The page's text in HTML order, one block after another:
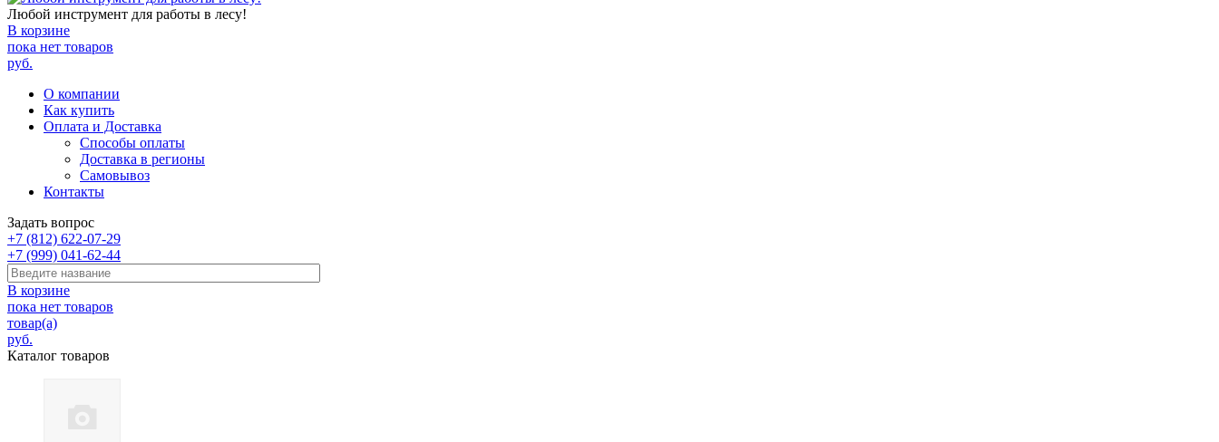
Любой инструмент для работы в лесу!
В корзине
пока нет товаров
руб.
О компании
Как купить
Оплата и Доставка
Способы оплаты
Доставка в регионы
Самовывоз
Контакты
Задать вопрос
+7 (812) 622-07-29
+7 (999) 041-62-44
В корзине
пока нет товаров
товар(а)
руб.
Каталог товаров